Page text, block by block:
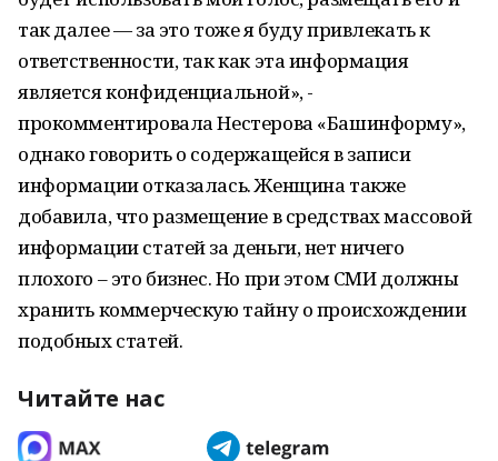
так далее — за это тоже я буду привлекать к
ответственности, так как эта информация
является конфиденциальной», -
прокомментировала Нестерова «Башинформу»,
однако говорить о содержащейся в записи
информации отказалась. Женщина также
добавила, что размещение в средствах массовой
информации статей за деньги, нет ничего
плохого – это бизнес. Но при этом СМИ должны
хранить коммерческую тайну о происхождении
подобных статей.
Читайте нас